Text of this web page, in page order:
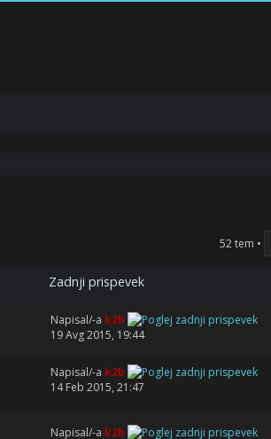
52 tem •
Zadnji prispevek
Napisal/-a k2b
19 Avg 2015, 19:44
Napisal/-a k2b
14 Feb 2015, 21:47
Napisal/-a k2b